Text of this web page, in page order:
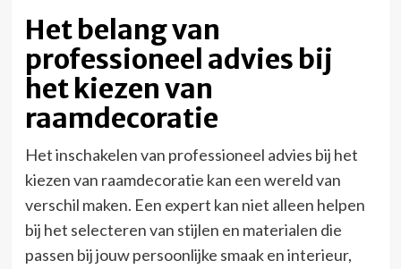
Het belang van
professioneel advies bij
het kiezen van
raamdecoratie
Het inschakelen van professioneel advies bij het
kiezen van raamdecoratie kan een wereld van
verschil maken. Een expert kan niet alleen helpen
bij het selecteren van stijlen en materialen die
passen bij jouw persoonlijke smaak en interieur,